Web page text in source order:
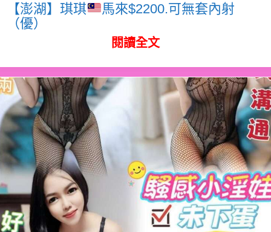
【澎湖】琪琪
馬來$2200.可無套內射
（優）
閱讀全文